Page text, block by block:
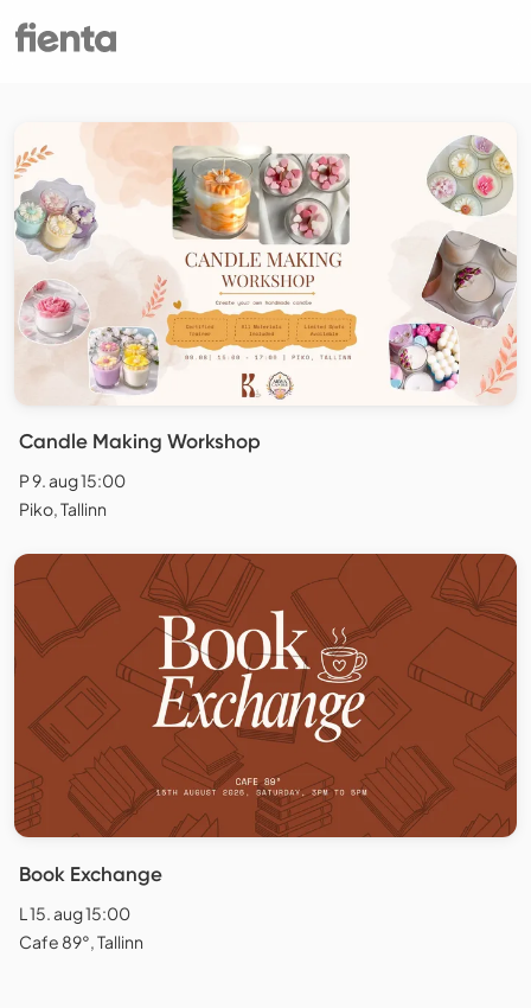
Candle Making Workshop
P 9. aug 15:00
Piko, Tallinn
Book Exchange
L 15. aug 15:00
Cafe 89°, Tallinn